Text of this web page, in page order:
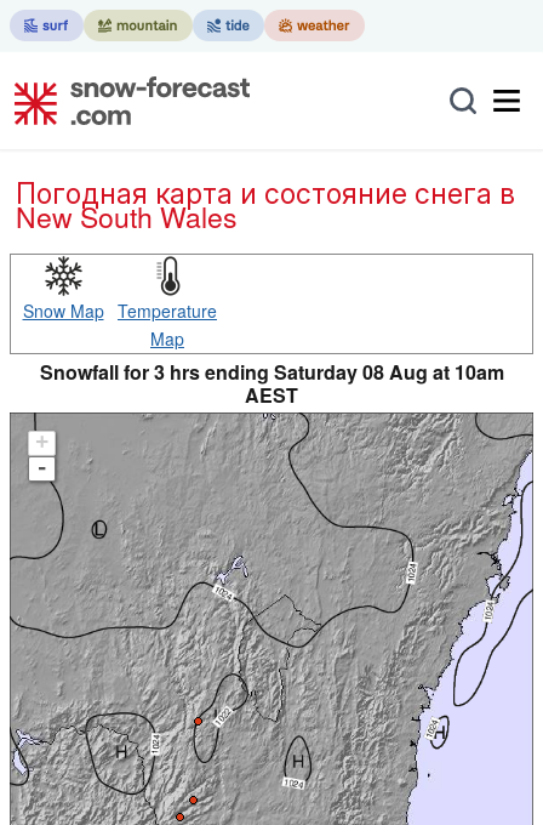
Погодная карта и состояние снега в
New South Wales
Snow Map Temperature
Map
Snowfall for 3 hrs ending Saturday 08 Aug at 10am
AEST
+
-